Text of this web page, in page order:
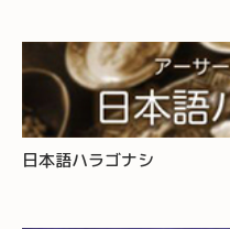
日本語ハラゴナシ